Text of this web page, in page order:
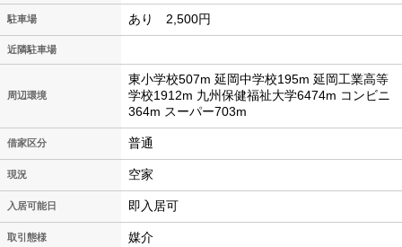
駐車場 あり 2,500円
近隣駐車場
周辺環境
東小学校507m 延岡中学校195m 延岡工業高等
学校1912m 九州保健福祉大学6474m コンビニ
364m スーパー703m
借家区分 普通
現況 空家
入居可能日 即入居可
取引態様 媒介